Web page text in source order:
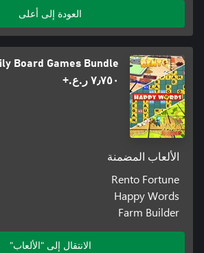
العودة إلى أعلى
Board Games Bundle
٧٫٧٥٠ ر.ع.‏+
الألعاب المضمنة
Rento Fortune
Happy Words
Farm Builder
الانتقال إلى "الألعاب"